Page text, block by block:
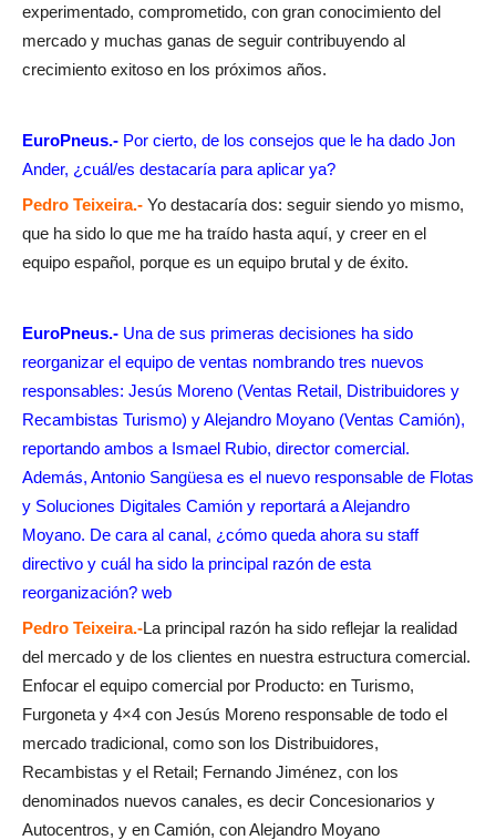
experimentado, comprometido, con gran conocimiento del
mercado y muchas ganas de seguir contribuyendo al
crecimiento exitoso en los próximos años.
EuroPneus.- Por cierto, de los consejos que le ha dado Jon
Ander, ¿cuál/es destacaría para aplicar ya?
Pedro Teixeira.- Yo destacaría dos: seguir siendo yo mismo,
que ha sido lo que me ha traído hasta aquí, y creer en el
equipo español, porque es un equipo brutal y de éxito.
EuroPneus.- Una de sus primeras decisiones ha sido
reorganizar el equipo de ventas nombrando tres nuevos
responsables: Jesús Moreno (Ventas Retail, Distribuidores y
Recambistas Turismo) y Alejandro Moyano (Ventas Camión),
reportando ambos a Ismael Rubio, director comercial.
Además, Antonio Sangüesa es el nuevo responsable de Flotas
y Soluciones Digitales Camión y reportará a Alejandro
Moyano. De cara al canal, ¿cómo queda ahora su staff
directivo y cuál ha sido la principal razón de esta
reorganización? web
Pedro Teixeira.-La principal razón ha sido reflejar la realidad
del mercado y de los clientes en nuestra estructura comercial.
Enfocar el equipo comercial por Producto: en Turismo,
Furgoneta y 4×4 con Jesús Moreno responsable de todo el
mercado tradicional, como son los Distribuidores,
Recambistas y el Retail; Fernando Jiménez, con los
denominados nuevos canales, es decir Concesionarios y
Autocentros, y en Camión, con Alejandro Moyano